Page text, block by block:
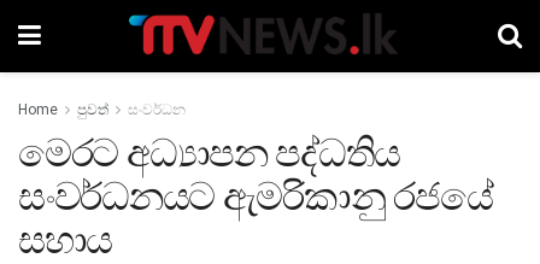
Home පුවත් සංවර්ධන
මෙරට අධ්‍යාපන පද්ධතිය
සංවර්ධනයට ඇමරිකානු රජයේ
සහාය